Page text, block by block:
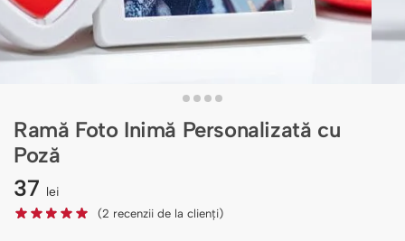
Ramă Foto Inimă Personalizată cu
Poză
37 lei
(2 recenzii de la clienți)